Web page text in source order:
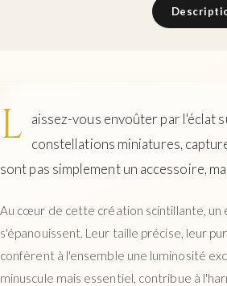
L
aissez-vous envoûter par l'éclat
constellations miniatures,
sont pas simplement un accessoire,
Au cœur de cette création scintillante, un
s'épanouissent. Leur taille précise, leur
confèrent à l'ensemble une luminosité
minuscule mais essentiel, contribue à